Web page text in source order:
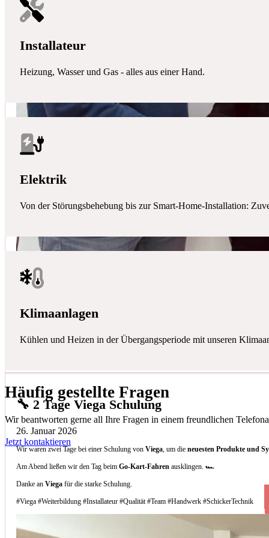
🔧 2 Tage Viega Schulung
26. Januar 2026
Wir waren zwei Tage bei einer Schulung vonViega, um dieneuesten Produkte und
Am Abend ließen wir den Tag beimGo-Kart-Fahren ausklingen. 🏎️
Danke anViega für die starke Schulung.
#Viega #Weiterbildung #Installateur #Qualität #Team #Handwerk #SchickerTechnik
Installateur
Heizung, Wasser und Gas - alles aus einer Hand.
Elektrik
Von der Störungsbehebung bis zur Smart-Home-Installation:
Klimaanlagen
Kühlen und Heizen in der Übergangsperiode mit unseren
Häufig gestellte Fragen
Wir beantworten gerne all Ihre Fragen in einem freundlichen
Jetzt kontaktieren
Welche Arten von Klimaanlagen installieren